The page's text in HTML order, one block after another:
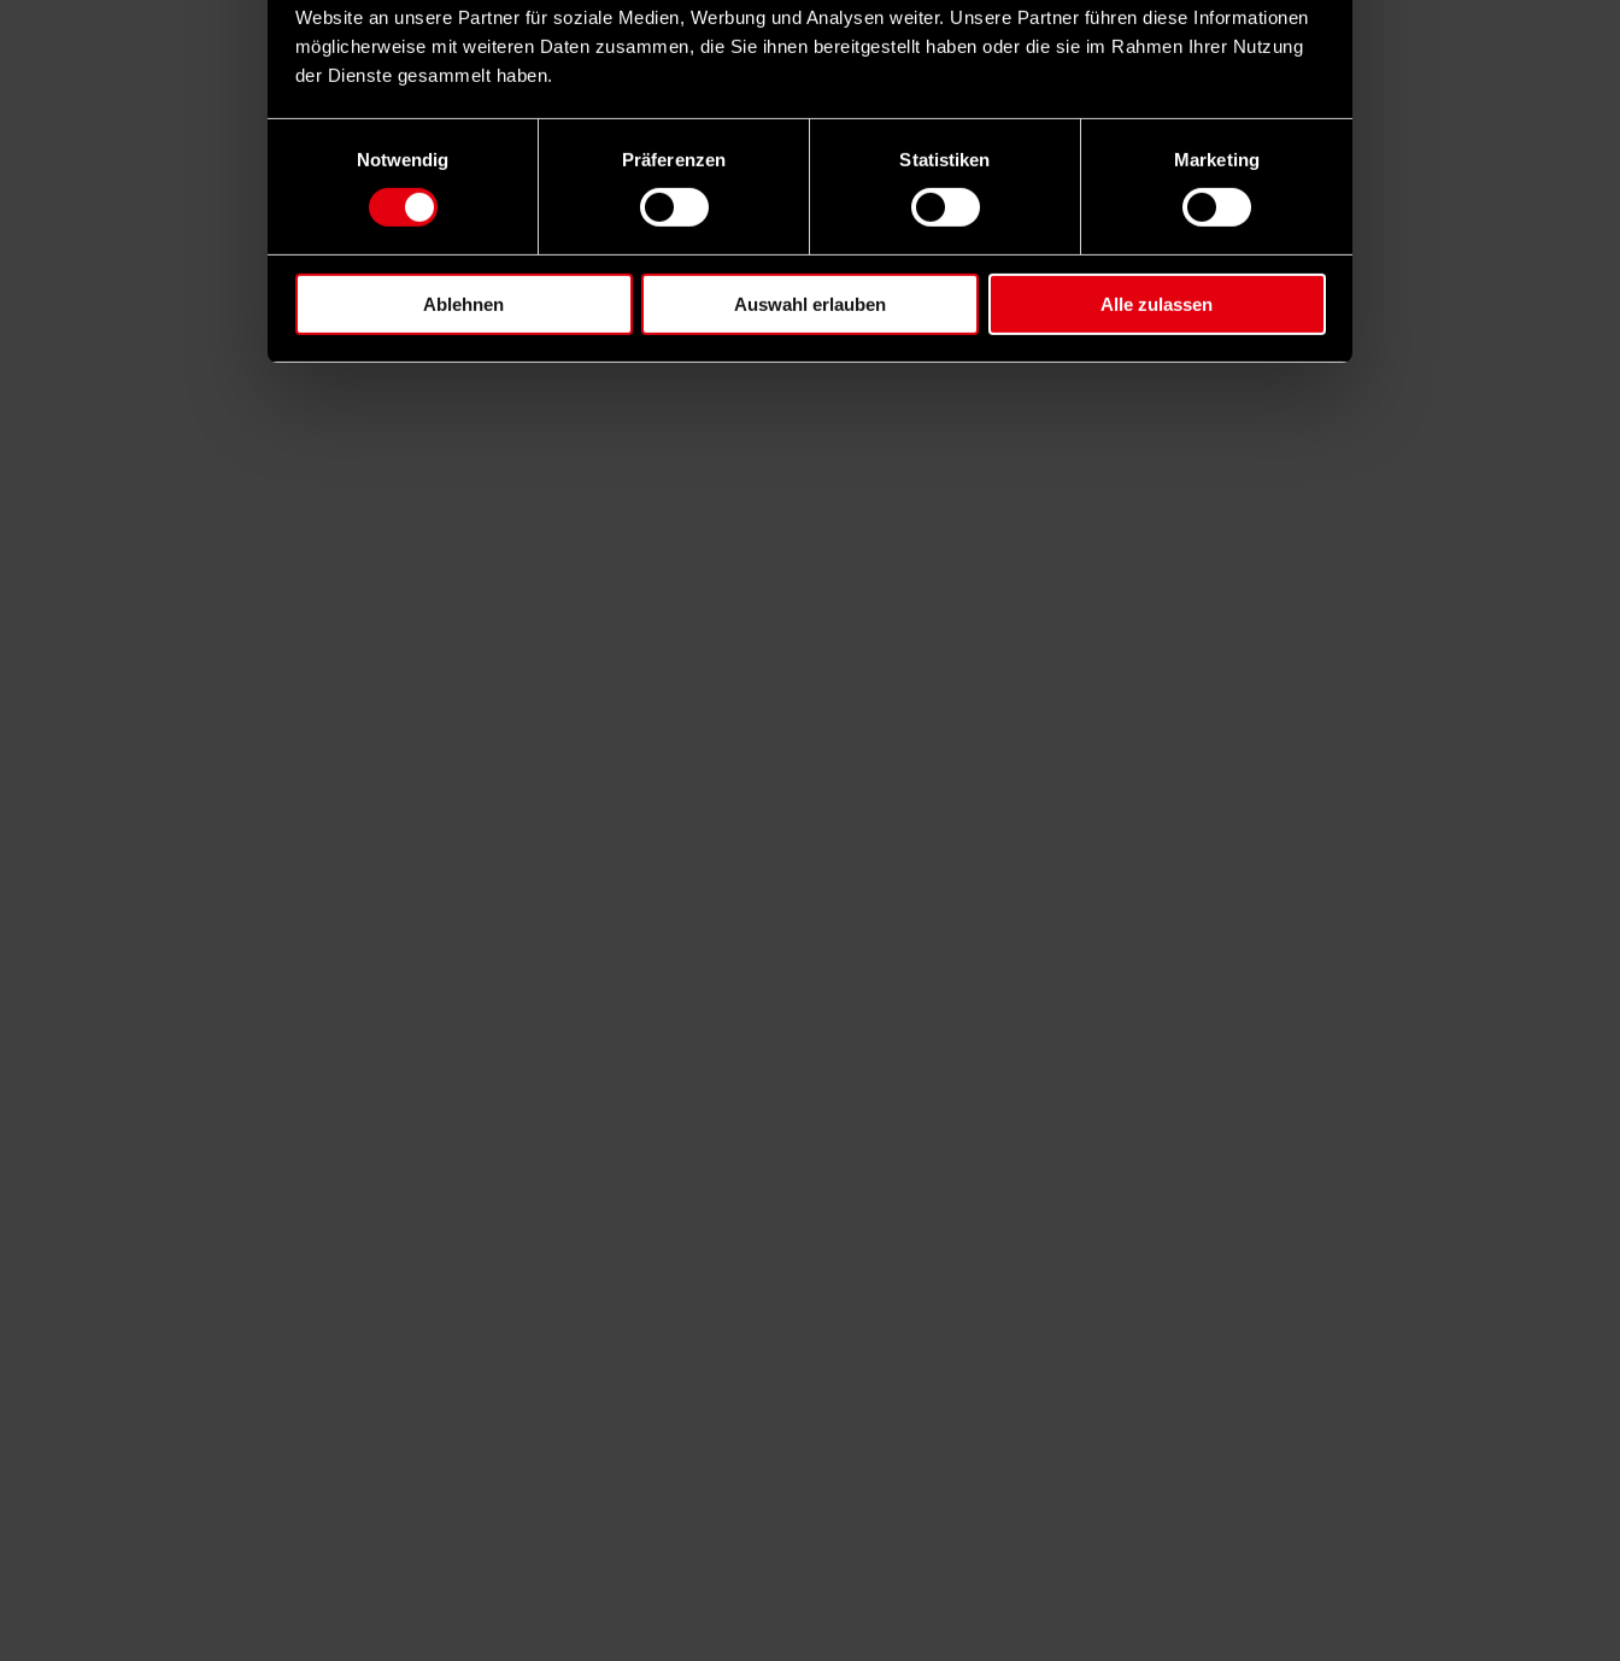
Website an unsere Partner für soziale Medien, Werbung und Analysen weiter. Unsere Partner führen diese Informationen
möglicherweise mit weiteren Daten zusammen, die Sie ihnen bereitgestellt haben oder die sie im Rahmen Ihrer Nutzung
der Dienste gesammelt haben.
Notwendig
Präferenzen Statistiken Marketing
Ablehnen Auswahl erlauben Alle zulassen